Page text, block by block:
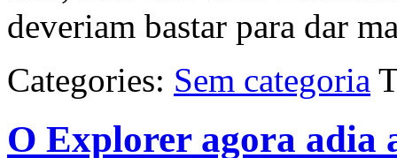
deveriam bastar para dar
Categories: Sem categoria
O Explorer agora adia